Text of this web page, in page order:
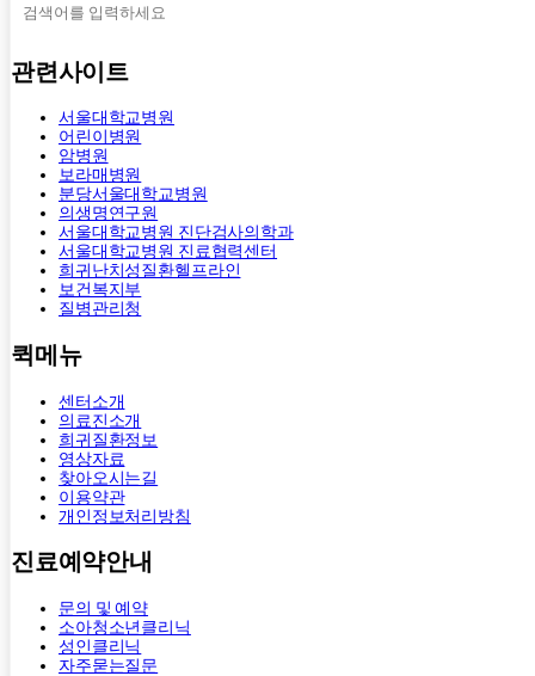
관련사이트
서울대학교병원
어린이병원
암병원
보라매병원
분당서울대학교병원
의생명연구원
서울대학교병원 진단검사의학과
서울대학교병원 진료협력센터
희귀난치성질환헬프라인
보건복지부
질병관리청
퀵메뉴
센터소개
의료진소개
희귀질환정보
영상자료
찾아오시는길
이용약관
개인정보처리방침
진료예약안내
문의 및 예약
소아청소년클리닉
성인클리닉
자주묻는질문